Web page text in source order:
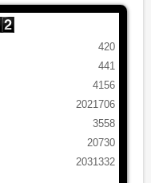
420
441
4156
2021706
3558
20730
2031332